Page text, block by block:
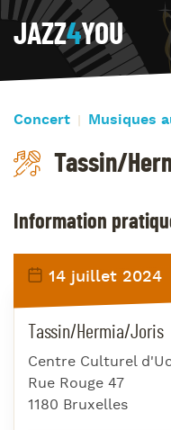
JAZZ4YOU
Concert Musiques
Tassin/
Information
14 juillet 2024
Tassin/Hermia/Joris
Centre Culturel
Rue Rouge 47
1180 Bruxelles